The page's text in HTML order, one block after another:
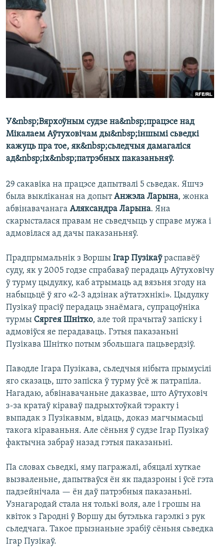
КУЛЬТУРА
КАЛЯНДАР
МОВА
НА ХВАЛЯХ СВАБОДЫ
У&nbsp;Вярхоўным судзе на&nbsp;працэсе над
Мікалаем Аўтуховічам ды&nbsp;іншымі сьведкі
кажуць пра тое, як&nbsp;сьледчыя дамагаліся
ад&nbsp;іх&nbsp;патрэбных паказаньняў.
29 сакавіка на працэсе дапытвалі 5 сьведак. Яшчэ
была выкліканая на допытАнжэла Ларына, жонка
абвінавачанага Аляксандра Ларына. Яна
скарысталася правам не сьведчыць у справе мужа і
адмовілася ад дачы паказаньняў.
Прадпрымальнік з Воршы Ігар Пузікаўраспавёў
суду, як у 2005 годзе спрабаваў перадаць Аўтуховічу
ў турму цыдулку, каб атрымаць ад вязьня згоду на
набыцьцё ў яго «2-3 адзінак аўтатэхнікі». Цыдулку
Пузікаў прасіў перадаць знаёмага, супрацоўніка
турмы Сяргея Шнітко, але той прачытаў запіску і
адмовіўся яе перадаваць. Гэтыя паказаньні
Пузікава Шнітко потым збольшага пацьвердзіў.
Паводле Ігара Пузікава, сьледчыя нібыта прымусілі
яго сказаць, што запіска ў турму ўсё ж патрапіла.
Нагадаю, абвінавачаньне даказвае, што Аўтуховіч
з-за кратаў кіраваў падрыхтоўкай тэракту і
выпадак з Пузікавым, відаць, доказ магчымасьці
такога кіраваньня. Але сёньня ў судзе Ігар Пузікаў
фактычна забраў назад гэтыя паказаньні.
Па словах сьведкі, яму пагражалі, абяцалі хуткае
вызваленьне, дапытваўся ён як падазроны і ўсё гэта
падзейнічала — ён даў патрэбныя паказаньні.
Узнагародай стала ня толькі воля, але і грошы на
квіток з Гародні ў Воршу ды бутэлька гарэлкі з рук
сьледчага. Такое прызнаньне зрабіў сёньня сьведка
Ігар Пузікаў.